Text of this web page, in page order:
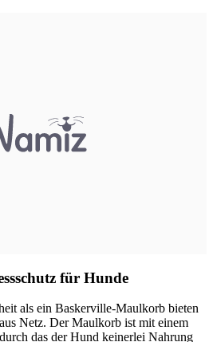
für Hunde
als ein Baskerville-Maulkorb bieten
Netz. Der Maulkorb ist mit einem
das der Hund keinerlei Nahrung